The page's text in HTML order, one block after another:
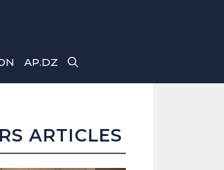
AP.DZ
ARTICLES